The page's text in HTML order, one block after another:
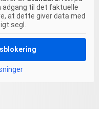
adgang til det faktuelle
at dette giver data med
segl.